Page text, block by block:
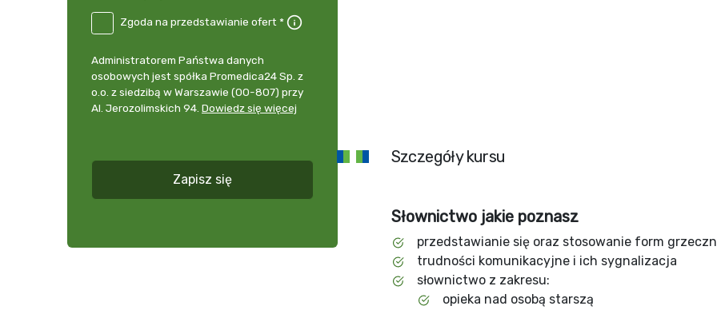
momencie
udzielonej
zgody
+
DE
przedstawianie
Zgoda na przedstawianie ofert *
Administrator
danych
osobowych
Administratorem Państwa danych
osobowych jest spółka Promedica24 Sp. z
o.o. z siedzibą w Warszawie (00-807) przy
Al. Jerozolimskich 94. Dowiedz się więcej
Zapisz się
Szczegóły kursu
Słownictwo jakie poznasz
przedstawianie się oraz stosowanie form
trudności komunikacyjne i ich sygnalizacja
słownictwo z zakresu:
opieka nad osobą starszą